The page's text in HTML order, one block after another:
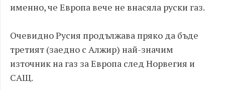
именно, че Европа вече не внасяла руски газ.
Очевидно Русия продължава пряко да бъде
третият (заедно с Алжир) най-значим
източник на газ за Европа след Норвегия и
САЩ.